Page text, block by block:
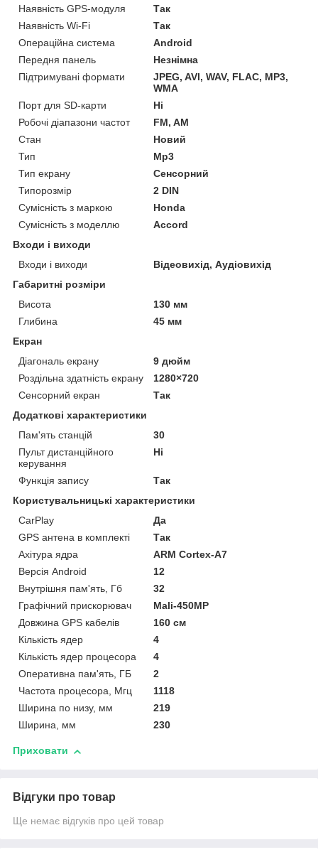
Наявність GPS-модуля
Так
Наявність Wi-Fi
Так
Операційна система
Android
Передня панель
Незнімна
Підтримувані формати
JPEG, AVI, WAV, FLAC, MP3,
WMA
Порт для SD-карти
Ні
Робочі діапазони частот
FM, AM
Стан
Новий
Тип
Mp3
Тип екрану
Сенсорний
Типорозмір
2 DIN
Сумісність з маркою
Honda
Сумісність з моделлю
Accord
Входи і виходи
Входи і виходи
Відеовихід, Аудіовихід
Габаритні розміри
Висота
130 мм
Глибина
45 мм
Екран
Діагональ екрану
9 дюйм
Роздільна здатність екрану
1280×720
Сенсорний екран
Так
Додаткові характеристики
Пам'ять станцій
30
Пульт дистанційного
керування
Ні
Функція запису
Так
Користувальницькі характеристики
CarPlay
Да
GPS антена в комплекті
Так
Ахітура ядра
ARM Cortex-A7
Версія Android
12
Внутрішня пам'ять, Гб
32
Графічний прискорювач
Mali-450MP
Довжина GPS кабелів
160 см
Кількість ядер
4
Кількість ядер процесора
4
Оперативна пам'ять, ГБ
2
Частота процесора, Мгц
1118
Ширина по низу, мм
219
Ширина, мм
230
Приховати
Відгуки про товар
Ще немає відгуків про цей товар